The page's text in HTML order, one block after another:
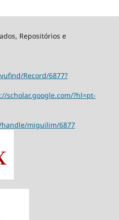
Repositórios e
Record/6877?
scholar.google.com/?hl=pt-
miguilim/6877